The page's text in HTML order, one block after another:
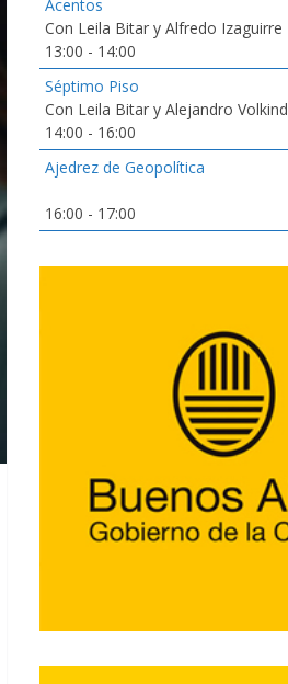
Acentos
Con Leila Bitar y Alfredo Izaguirre
13:00 - 14:00
Séptimo Piso
Con Leila Bitar y Alejandro Volkind
14:00 - 16:00
Ajedrez de Geopolítica
16:00 - 17:00